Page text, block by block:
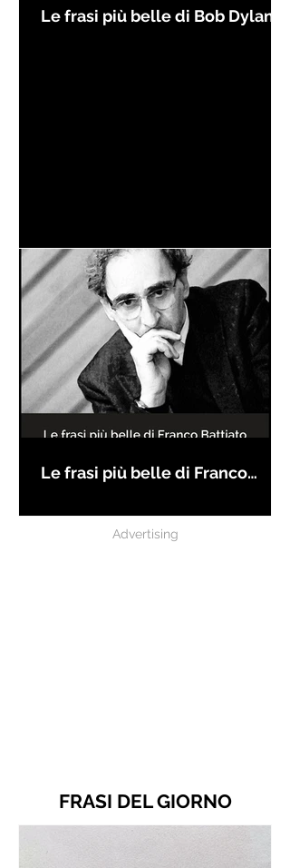
Le frasi più belle di Bob Dylan
Le frasi più belle di Franco
Advertising
FRASI DEL GIORNO